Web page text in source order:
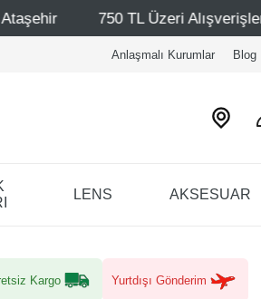
Üzeri Alışverişlerde - Ücretsiz Kargo
Anlaşmalı Kurumlar Blog
LENS AKSESUAR
Kargo Yurtdışı Gönderim